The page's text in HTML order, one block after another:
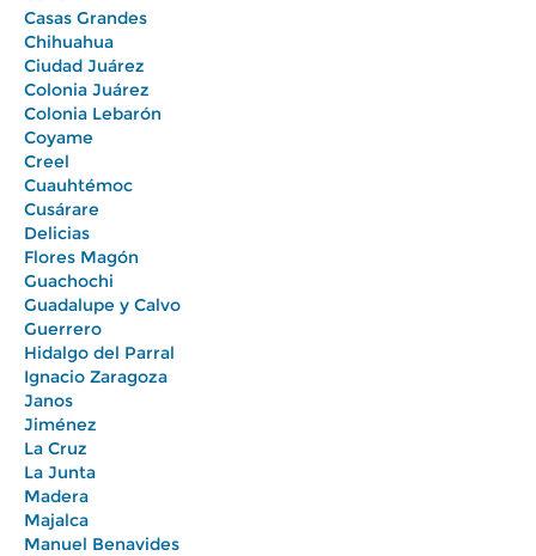
Casas Grandes
Chihuahua
Ciudad Juárez
Colonia Juárez
Colonia Lebarón
Coyame
Creel
Cuauhtémoc
Cusárare
Delicias
Flores Magón
Guachochi
Guadalupe y Calvo
Guerrero
Hidalgo del Parral
Ignacio Zaragoza
Janos
Jiménez
La Cruz
La Junta
Madera
Majalca
Manuel Benavides